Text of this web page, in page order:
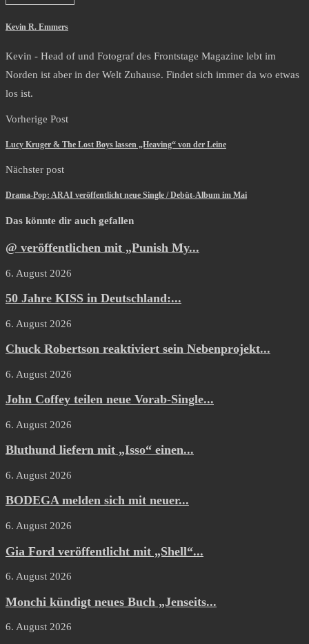
Kevin R. Emmers
Kevin - Head of und Fotograf des Frontstage Magazine lebt im
Norden ist aber in der Welt Zuhause. Findet sich immer da wo etwas
los ist.
Vorherige Post
Lucy Kruger & The Lost Boys lassen „Heaving“ von der Leine
Nächster post
Drama-Pop: ARAI veröffentlicht neue Single / Debüt-Album im Mai
Das könnte dir auch gefallen
@ veröffentlichen mit „Punish My...
6. August 2026
50 Jahre KISS in Deutschland:...
6. August 2026
Chuck Robertson reaktiviert sein Nebenprojekt...
6. August 2026
John Coffey teilen neue Vorab-Single...
6. August 2026
Bluthund liefern mit „Isso“ einen...
6. August 2026
BODEGA melden sich mit neuer...
6. August 2026
Gia Ford veröffentlicht mit „Shell“...
6. August 2026
Monchi kündigt neues Buch „Jenseits...
6. August 2026